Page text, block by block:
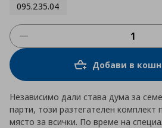
095.235.04
Добави в
Независимо дали става дума за
парти, този разтегателен комплект
място за всички. По време на